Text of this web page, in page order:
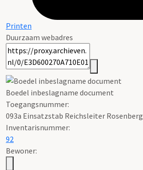
Printen
Duurzaam webadres
Boedel inbeslagname document
Toegangsnummer:
093a Einsatzstab Reichsleiter Rosenberg
Inventarisnummer:
92
Bewoner: